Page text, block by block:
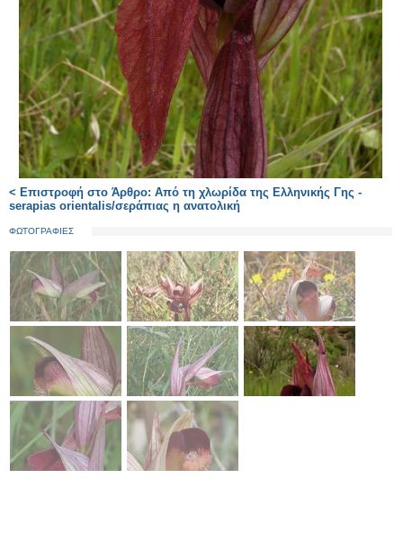
< Επιστροφή στο Άρθρο: Από τη χλωρίδα της Ελληνικής Γης -
serapias orientalis/σεράπιας η ανατολική
ΦΩΤΟΓΡΑΦΙΕΣ